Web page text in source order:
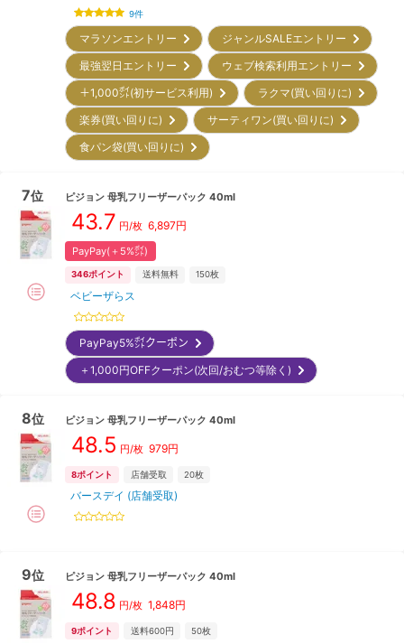
9件
マラソンエントリー
ジャンルSALEエントリー
最強翌日エントリー
ウェブ検索利用エントリー
＋1,000㌽(初サービス利用)
ラクマ(買い回りに)
楽券(買い回りに)
サーティワン(買い回りに)
食パン袋(買い回りに)
7位 ピジョン 母乳フリーザーパック 40ml
43.7 円/枚 6,897円
PayPay(＋5%㌽)
346ポイント 送料無料 150枚
ベビーザらス
PayPay5%㌽クーポン
＋1,000円OFFクーポン(次回/おむつ等除く)
8位 ピジョン 母乳フリーザーパック 40ml
48.5 円/枚 979円
8ポイント 店舗受取 20枚
バースデイ (店舗受取)
9位 ピジョン 母乳フリーザーパック 40ml
48.8 円/枚 1,848円
9ポイント 送料600円 50枚